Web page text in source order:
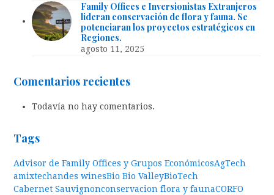
Family Offices e Inversionistas Extranjeros
lideran conservación de flora y fauna. Se
potenciaran los proyectos estratégicos en
Regiones.
agosto 11, 2025
Comentarios recientes
Todavía no hay comentarios.
Tags
Advisor de Family Offices y Grupos EconómicosAgTech
amixtechandes winesBio Bio ValleyBioTech
Cabernet Sauvignonconservacion flora y faunaCORFO